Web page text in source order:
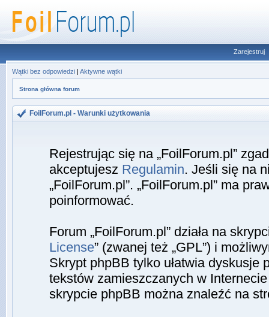
Zarejestruj
Wątki bez odpowiedzi | Aktywne wątki
Strona główna forum
FoilForum.pl - Warunki użytkowania
Rejestrując się na „FoilForum.pl”
akceptujesz Regulamin. Jeśli się na
„FoilForum.pl”. „FoilForum.pl” ma
poinformować.
Forum „FoilForum.pl” działa na
License” (zwanej też „GPL”) i
Skrypt phpBB tylko ułatwia dyskusje
tekstów zamieszczanych w
skrypcie phpBB można znaleźć na